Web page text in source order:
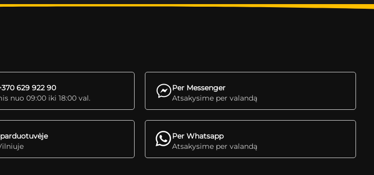
629 922 90
nuo 09:00 iki 18:00 val.
Per Messenger
Atsakysime per valandą
Per Whatsapp
Atsakysime per valandą